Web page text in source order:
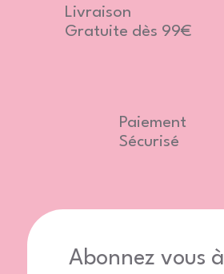
Abonnez vous à
Livraison
Gratuite dès 99€
Paiement
Sécurisé